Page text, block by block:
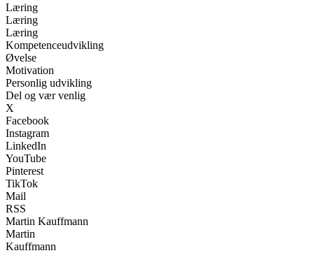
Læring
Læring
Læring
Kompetenceudvikling
Øvelse
Motivation
Personlig udvikling
Del og vær venlig
X
Facebook
Instagram
LinkedIn
YouTube
Pinterest
TikTok
Mail
RSS
Martin Kauffmann
Martin
Kauffmann